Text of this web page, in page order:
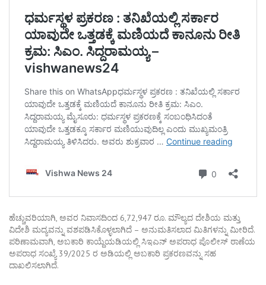
ಹೆಚ್ಚುವರಿಯಾಗಿ, ಅವರ ನಿವಾಸದಿಂದ 6,72,947 ರೂ. ಮೌಲ್ಯದ ದೇಶಿಯ ಮತ್ತು
ವಿದೇಶಿ ಮದ್ಯವನ್ನು ವಶಪಡಿಸಿಕೊಳ್ಳಲಾಗಿದೆ – ಅನುಮತಿಸಲಾದ ಮಿತಿಗಳನ್ನು ಮೀರಿದೆ.
ಪರಿಣಾಮವಾಗಿ, ಅಬಕಾರಿ ಕಾಯ್ದೆಯಡಿಯಲ್ಲಿ ಸಿಇಎನ್ ಅಪರಾಧ ಪೊಲೀಸ್ ಠಾಣೆಯ
ಅಪರಾಧ ಸಂಖ್ಯೆ 39/2025 ರ ಅಡಿಯಲ್ಲಿ ಅಬಕಾರಿ ಪ್ರಕರಣವನ್ನು ಸಹ
ದಾಖಲಿಸಲಾಗಿದೆ.